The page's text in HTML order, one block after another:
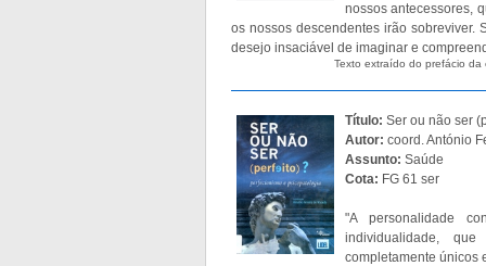
nossos antecessores,
os nossos descendentes irão sobreviver.
desejo insaciável de imaginar e
Texto extraído do prefácio
Título: Ser ou não ser
Autor: coord. António
Assunto: Saúde
Cota: FG 61 ser
"A personalidade
individualidade,
completamente únicos